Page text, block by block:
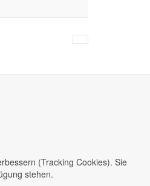
(Tracking Cookies). Sie
stehen.